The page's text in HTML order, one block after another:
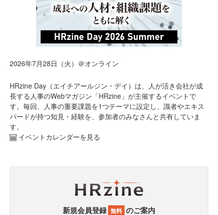
2026年7月28日（火）＠オンライン
HRzine Day（エイチアールジン・デイ）は、人が活き会社が成
長する人事のWebマガジン「HRzine」が主催するイベントで
す。毎回、人事の重要課題を1つテーマに設定し、識者やエキス
パードが持つ知見・経験を、参加者のみなさんと共有していま
す。
イベントカレンダーを見る
新規会員登録 無料 のご案内